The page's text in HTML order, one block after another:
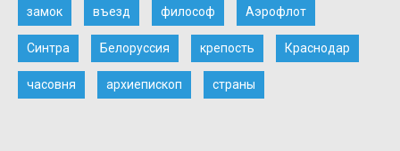
замок въезд философ Аэрофлот
Синтра Белоруссия крепость Краснодар
часовня архиепископ страны